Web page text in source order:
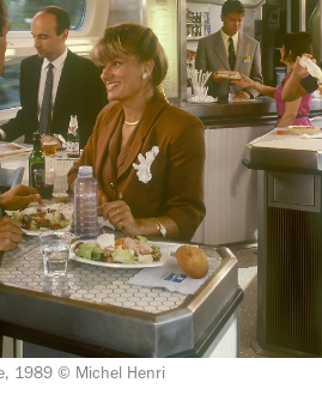
1989 © Michel Henri